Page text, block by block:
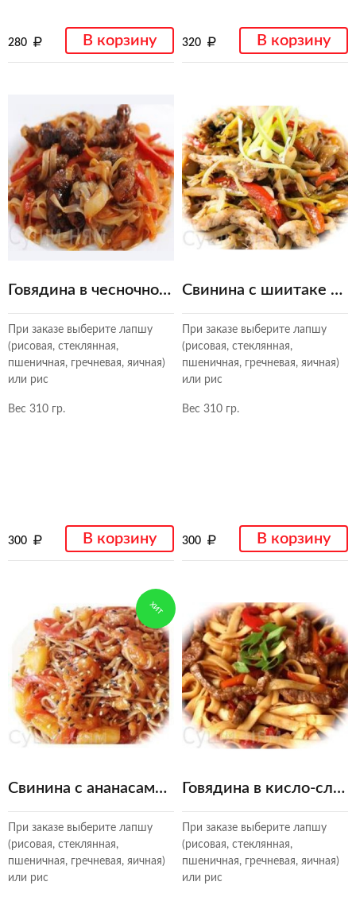
280 В корзину 320 В корзину
Говядина в чесночном соусе
При заказе выберите лапшу
(рисовая, стеклянная,
пшеничная, гречневая, яичная)
или рис
Вес 310 гр.
300 В корзину
Свинина с шиитаке в соусе терияки
При заказе выберите лапшу
(рисовая, стеклянная,
пшеничная, гречневая, яичная)
или рис
Вес 310 гр.
300 В корзину
ХИТ
Свинина с ананасами в кисло-сладком соусе
При заказе выберите лапшу
(рисовая, стеклянная,
пшеничная, гречневая, яичная)
или рис
Говядина в кисло-сладком соусе
При заказе выберите лапшу
(рисовая, стеклянная,
пшеничная, гречневая, яичная)
или рис